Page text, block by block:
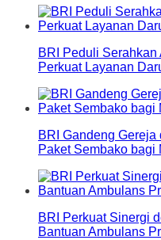
BRI Peduli
Perkuat Layanan
BRI Gandeng
Paket Sembako bagi
BRI Perkuat Sinergi
Bantuan Ambulans